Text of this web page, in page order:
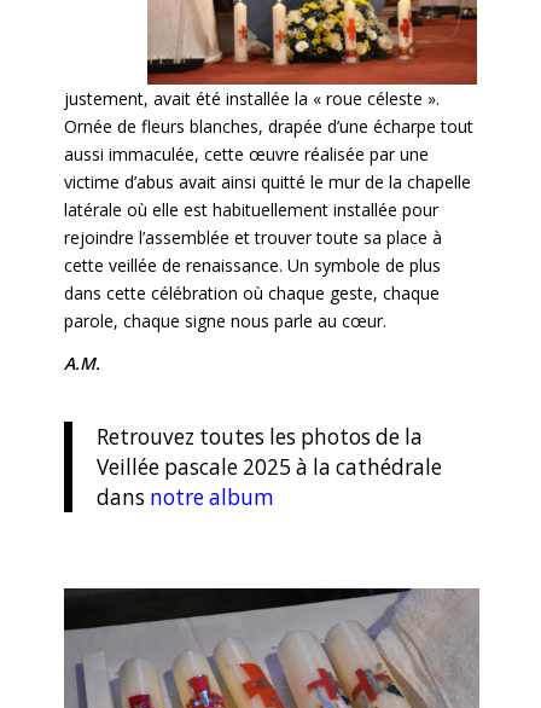
justement, avait été installée la « roue céleste ».
Ornée de fleurs blanches, drapée d’une écharpe tout
aussi immaculée, cette œuvre réalisée par une
victime d’abus avait ainsi quitté le mur de la chapelle
latérale où elle est habituellement installée pour
rejoindre l’assemblée et trouver toute sa place à
cette veillée de renaissance. Un symbole de plus
dans cette célébration où chaque geste, chaque
parole, chaque signe nous parle au cœur.
A.M.
Retrouvez toutes les photos de la
Veillée pascale 2025 à la cathédrale
dans notre album